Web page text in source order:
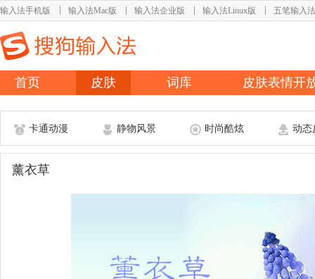
输入法手机版 输入法Mac版 输入法企业版 输入法Linux版 五笔输入法
首页 皮肤 词库 皮肤表情开
卡通动漫 静物风景 时尚酷炫 动态
薰衣草